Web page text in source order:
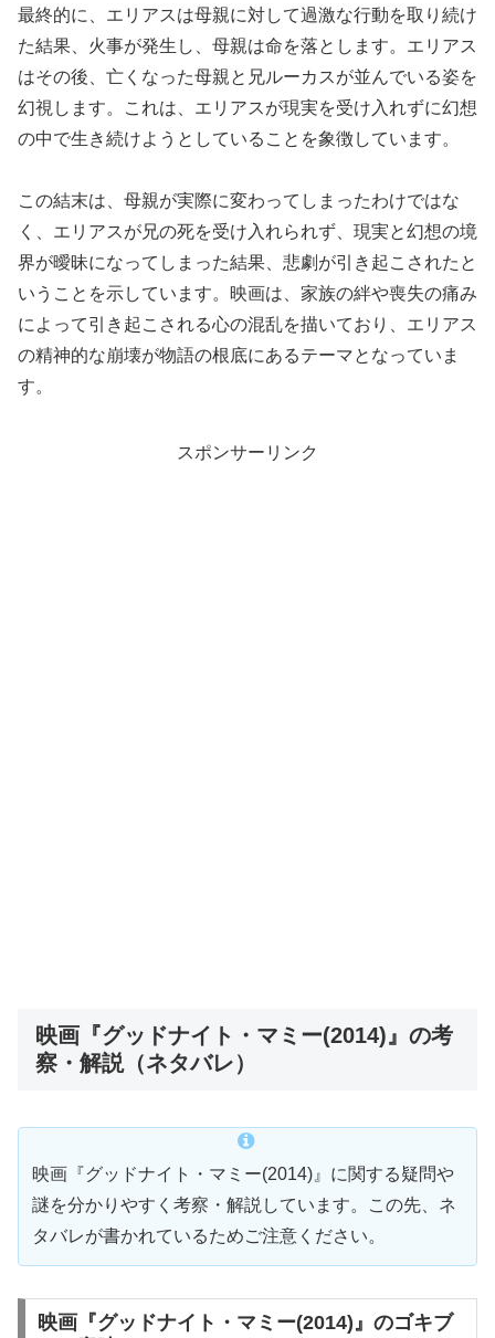
最終的に、エリアスは母親に対して過激な行動を取り続け
た結果、火事が発生し、母親は命を落とします。エリアス
はその後、亡くなった母親と兄ルーカスが並んでいる姿を
幻視します。これは、エリアスが現実を受け入れずに幻想
の中で生き続けようとしていることを象徴しています。
この結末は、母親が実際に変わってしまったわけではな
く、エリアスが兄の死を受け入れられず、現実と幻想の境
界が曖昧になってしまった結果、悲劇が引き起こされたと
いうことを示しています。映画は、家族の絆や喪失の痛み
によって引き起こされる心の混乱を描いており、エリアス
の精神的な崩壊が物語の根底にあるテーマとなっていま
す。
スポンサーリンク
映画『グッドナイト・マミー(2014)』の考
察・解説（ネタバレ）
映画『グッドナイト・マミー(2014)』に関する疑問や
謎を分かりやすく考察・解説しています。この先、ネ
タバレが書かれているためご注意ください。
映画『グッドナイト・マミー(2014)』のゴキブ